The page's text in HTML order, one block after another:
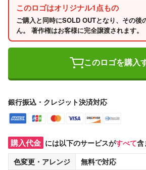
このロゴはオリジナル1点もの
ご購入と同時にSOLD OUTとなり、その後
ん。 著作権はお客様に完全譲渡されます。
このロゴを購入
銀行振込・クレジット決済対応
購入代金 には以下のサービスがすべて含
色変更・アレンジ
無料で対応